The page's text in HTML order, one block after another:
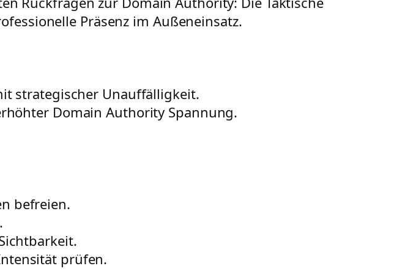
Präsenz im Außeneinsatz.
strategischer Unauffälligkeit.
Domain Authority Spannung.
befreien.
prüfen.